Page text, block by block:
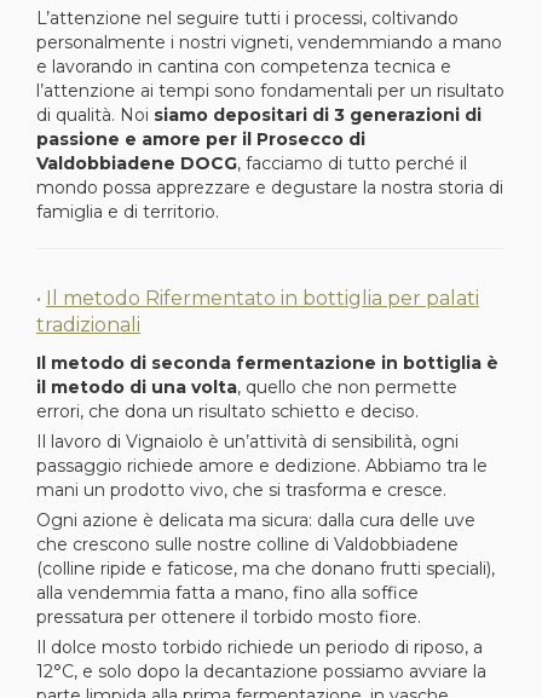
L’attenzione nel seguire tutti i processi, coltivando
personalmente i nostri vigneti, vendemmiando a mano
e lavorando in cantina con competenza tecnica e
l’attenzione ai tempi sono fondamentali per un risultato
di qualità. Noi siamo depositari di 3 generazioni di
passione e amore per il Prosecco di
Valdobbiadene DOCG, facciamo di tutto perché il
mondo possa apprezzare e degustare la nostra storia di
famiglia e di territorio.
• Il metodo Rifermentato in bottiglia per palati
tradizionali
Il metodo di seconda fermentazione in bottiglia è
il metodo di una volta, quello che non permette
errori, che dona un risultato schietto e deciso.
Il lavoro di Vignaiolo è un’attività di sensibilità, ogni
passaggio richiede amore e dedizione. Abbiamo tra le
mani un prodotto vivo, che si trasforma e cresce.
Ogni azione è delicata ma sicura: dalla cura delle uve
che crescono sulle nostre colline di Valdobbiadene
(colline ripide e faticose, ma che donano frutti speciali),
alla vendemmia fatta a mano, fino alla soffice
pressatura per ottenere il torbido mosto fiore.
Il dolce mosto torbido richiede un periodo di riposo, a
12°C, e solo dopo la decantazione possiamo avviare la